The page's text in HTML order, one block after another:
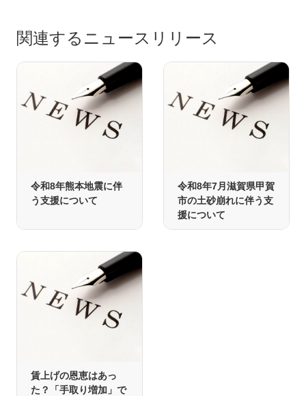
関連するニュースリリース
令和8年熊本地震に伴
う支援について
令和8年7月滋賀県甲賀
市の土砂崩れに伴う支
援について
賃上げの恩恵はあっ
た？「手取り増加」で